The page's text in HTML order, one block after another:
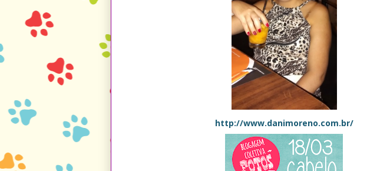
http://www.danimoreno.com.br/